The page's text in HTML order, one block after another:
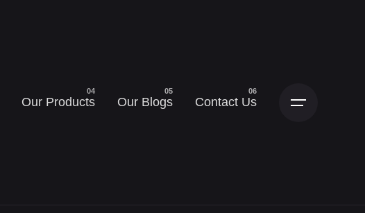
Our Products Our Blogs Contact Us